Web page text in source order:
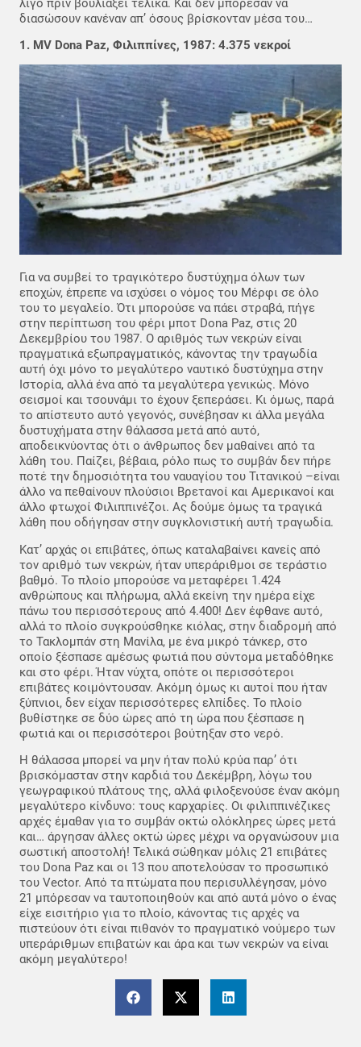
διασώσουν κανέναν απ’ όσους βρίσκονταν μέσα του…
1. MV Dona Paz, Φιλιππίνες, 1987: 4.375 νεκροί
Για να συμβεί το τραγικότερο δυστύχημα όλων των
εποχών, έπρεπε να ισχύσει ο νόμος του Μέρφι σε όλο
του το μεγαλείο. Ότι μπορούσε να πάει στραβά, πήγε
στην περίπτωση του φέρι μποτ Dona Paz, στις 20
Δεκεμβρίου του 1987. Ο αριθμός των νεκρών είναι
πραγματικά εξωπραγματικός, κάνοντας την τραγωδία
αυτή όχι μόνο το μεγαλύτερο ναυτικό δυστύχημα στην
Ιστορία, αλλά ένα από τα μεγαλύτερα γενικώς. Μόνο
σεισμοί και τσουνάμι το έχουν ξεπεράσει. Κι όμως, παρά
το απίστευτο αυτό γεγονός, συνέβησαν κι άλλα μεγάλα
δυστυχήματα στην θάλασσα μετά από αυτό,
αποδεικνύοντας ότι ο άνθρωπος δεν μαθαίνει από τα
λάθη του. Παίζει, βέβαια, ρόλο πως το συμβάν δεν πήρε
ποτέ την δημοσιότητα του ναυαγίου του Τιτανικού –είναι
άλλο να πεθαίνουν πλούσιοι Βρετανοί και Αμερικανοί και
άλλο φτωχοί Φιλιππινέζοι. Ας δούμε όμως τα τραγικά
λάθη που οδήγησαν στην συγκλονιστική αυτή τραγωδία.
Κατ’ αρχάς οι επιβάτες, όπως καταλαβαίνει κανείς από
τον αριθμό των νεκρών, ήταν υπεράριθμοι σε τεράστιο
βαθμό. Το πλοίο μπορούσε να μεταφέρει 1.424
ανθρώπους και πλήρωμα, αλλά εκείνη την ημέρα είχε
πάνω του περισσότερους από 4.400! Δεν έφθανε αυτό,
αλλά το πλοίο συγκρούσθηκε κιόλας, στην διαδρομή από
το Τακλομπάν στη Μανίλα, με ένα μικρό τάνκερ, στο
οποίο ξέσπασε αμέσως φωτιά που σύντομα μεταδόθηκε
και στο φέρι. Ήταν νύχτα, οπότε οι περισσότεροι
επιβάτες κοιμόντουσαν. Ακόμη όμως κι αυτοί που ήταν
ξύπνιοι, δεν είχαν περισσότερες ελπίδες. Το πλοίο
βυθίστηκε σε δύο ώρες από τη ώρα που ξέσπασε η
φωτιά και οι περισσότεροι βούτηξαν στο νερό.
Η θάλασσα μπορεί να μην ήταν πολύ κρύα παρ’ ότι
βρισκόμασταν στην καρδιά του Δεκέμβρη, λόγω του
γεωγραφικού πλάτους της, αλλά φιλοξενούσε έναν ακόμη
μεγαλύτερο κίνδυνο: τους καρχαρίες. Οι φιλιππινέζικες
αρχές έμαθαν για το συμβάν οκτώ ολόκληρες ώρες μετά
και… άργησαν άλλες οκτώ ώρες μέχρι να οργανώσουν μια
σωστική αποστολή! Τελικά σώθηκαν μόλις 21 επιβάτες
του Dona Paz και οι 13 που αποτελούσαν το προσωπικό
του Vector. Από τα πτώματα που περισυλλέγησαν, μόνο
21 μπόρεσαν να ταυτοποιηθούν και από αυτά μόνο ο ένας
είχε εισιτήριο για το πλοίο, κάνοντας τις αρχές να
πιστεύουν ότι είναι πιθανόν το πραγματικό νούμερο των
υπεράριθμων επιβατών και άρα και των νεκρών να είναι
ακόμη μεγαλύτερο!